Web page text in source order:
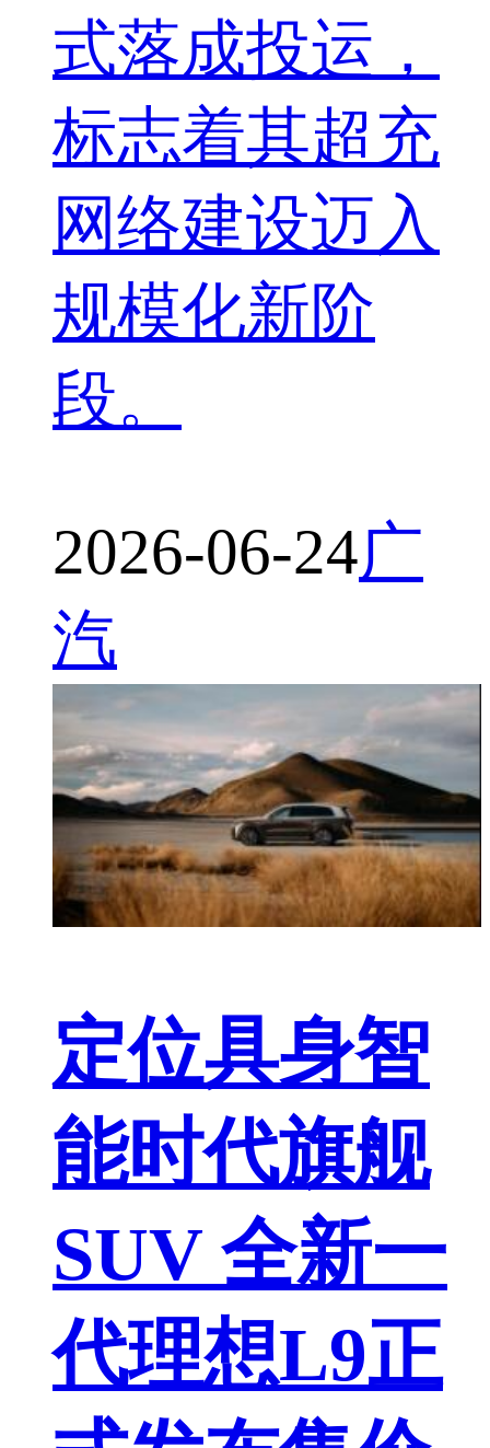
式落成投运，
标志着其超充
网络建设迈入
规模化新阶
段。
2026-06-24广
汽
定位具身智
能时代旗舰
SUV 全新一
代理想L9正